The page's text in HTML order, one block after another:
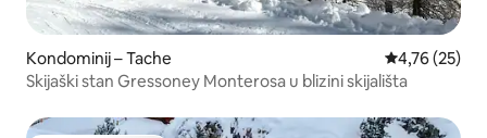
Kondominij – Tache Prosječna
4,76 (25)
Skijaški stan Gressoney Monterosa u blizini skijališta